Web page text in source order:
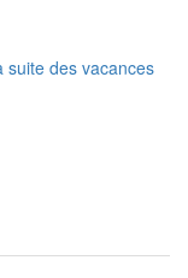
suite des vacances